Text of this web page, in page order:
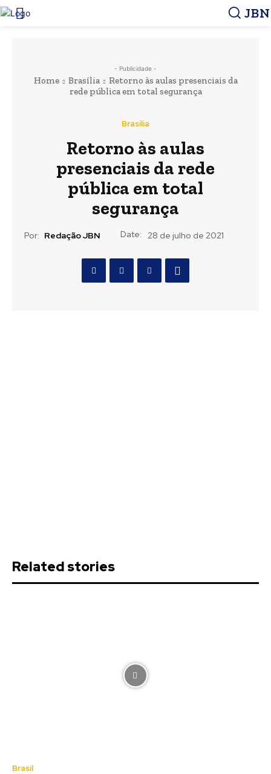
JBN
- Publicidade -
Home Brasília
Retorno às aulas presenciais da
rede pública em total segurança
Brasília
Retorno às aulas
presenciais da rede
pública em total
segurança
Por: Redação JBN Date: 28 de julho de 2021
Related stories
Brasil